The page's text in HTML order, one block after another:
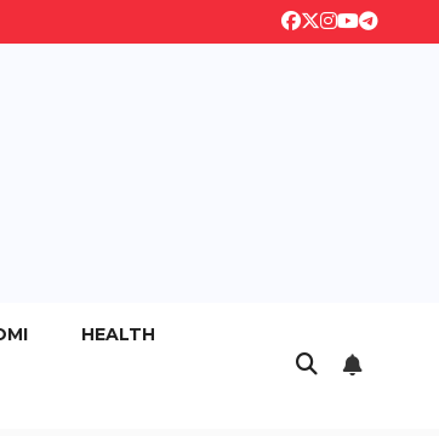
HEALTH